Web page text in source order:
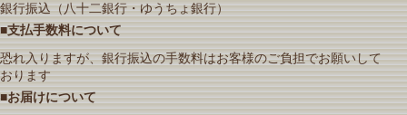
銀行振込（八十二銀行・ゆうちょ銀行）
■支払手数料について
恐れ入りますが、銀行振込の手数料はお客様のご負担でお願いして
おります
■お届けについて